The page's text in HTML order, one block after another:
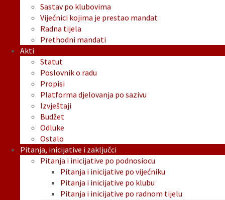
Sastav po klubovima
Vijećnici kojima je prestao mandat
Radna tijela
Prethodni mandati
Akti
Statut
Poslovnik o radu
Propisi
Platforma djelovanja po sazivu
Izvještaji
Budžet
Odluke
Ostalo
Pitanja, inicijative i zaključci
Pitanja i inicijative po podnosiocu
Pitanja i inicijative po vijećniku
Pitanja i inicijative po klubu
Pitanja i inicijative po radnom tijelu